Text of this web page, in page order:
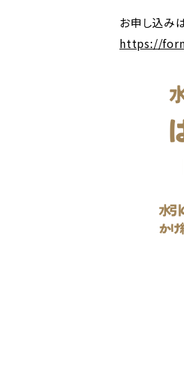
お申し込み
https://